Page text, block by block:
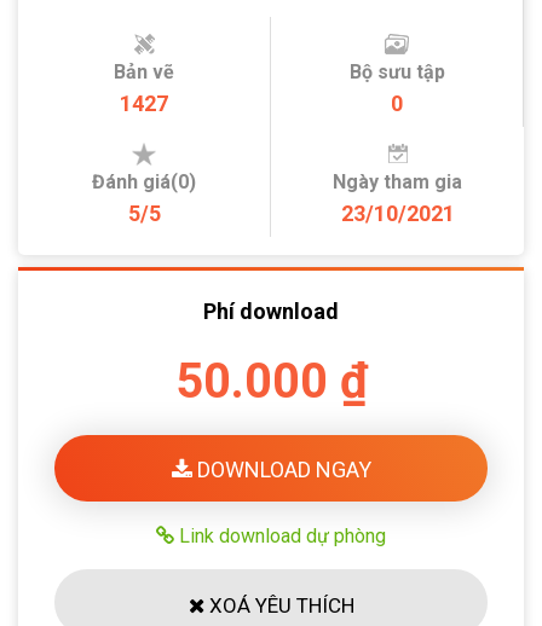
Bản vẽ
1427
Bộ sưu tập
0
Đánh giá(0)
5/5
Ngày tham gia
23/10/2021
Phí download
50.000 ₫
DOWNLOAD NGAY
Link download dự phòng
XOÁ YÊU THÍCH